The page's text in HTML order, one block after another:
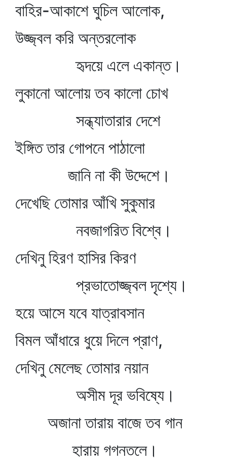
বাহির-আকাশে ঘুচিল আলোক,
উজ্জ্বল করি অন্তরলোক
হৃদয়ে এলে একান্ত।
লুকানো আলোয় তব কালো চোখ
সন্ধ্যাতারার দেশে
ইঙ্গিত তার গোপনে পাঠালো
জানি না কী উদ্দেশে।
দেখেছি তোমার আঁখি সুকুমার
নবজাগরিত বিশ্বে।
দেখিনু হিরণ হাসির কিরণ
প্রভাতোজ্জ্বল দৃশ্যে।
হয়ে আসে যবে যাত্রাবসান
বিমল আঁধারে ধুয়ে দিলে প্রাণ,
দেখিনু মেলেছ তোমার নয়ান
অসীম দূর ভবিষ্যে।
অজানা তারায় বাজে তব গান
হারায় গগনতলে।